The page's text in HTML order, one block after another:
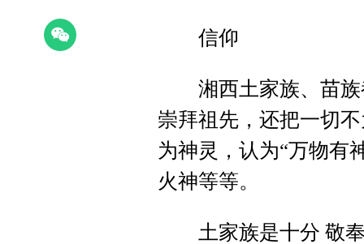
信仰
湘西土家族、苗族
崇拜祖先，还把一切
为神灵，认为“万物有
火神等等。
土家族是十分 敬奉